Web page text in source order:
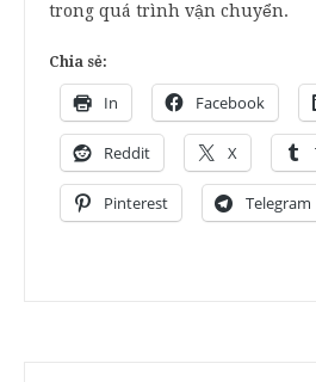
trong quá trình vận chuyển.
Chia sẻ:
In Facebook
Reddit X
Pinterest Telegram